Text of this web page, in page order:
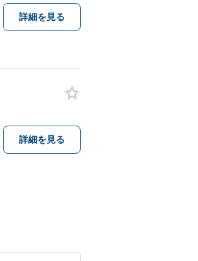
詳細を見る
詳細を見る